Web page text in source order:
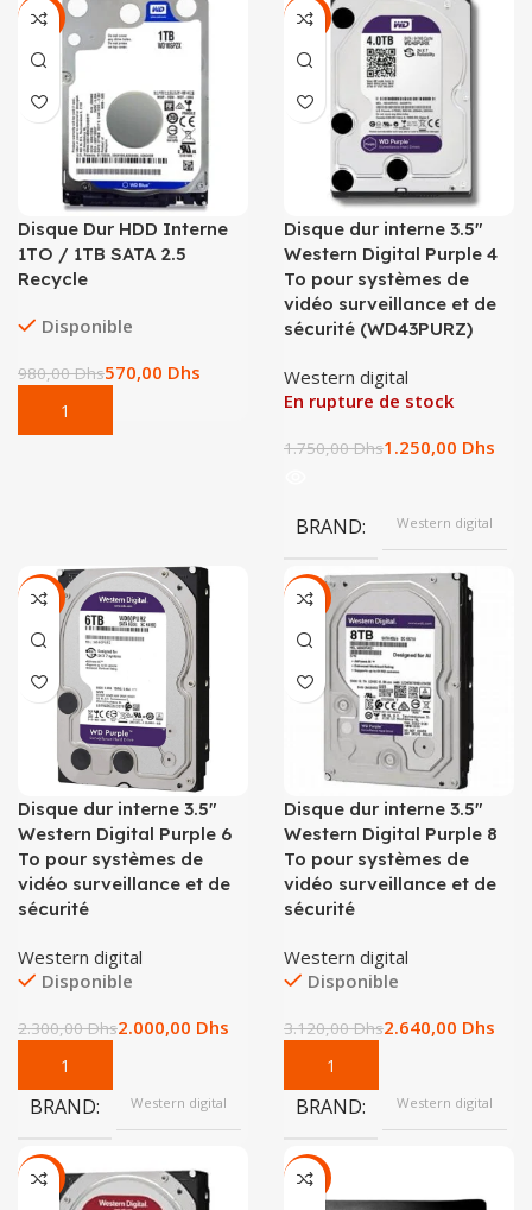
-42%
Disque Dur HDD Interne
1TO / 1TB SATA 2.5
Recycle
Disponible
980,00Dhs570,00 Dhs
-29%
Disque dur interne 3.5″
Western Digital Purple 4
To pour systèmes de
vidéo surveillance et de
sécurité (WD43PURZ)
Western digital
En rupture de stock
1.750,00Dhs1.250,00 Dhs
BRAND Western digital
-13%
Disque dur interne 3.5″
Western Digital Purple 6
To pour systèmes de
vidéo surveillance et de
sécurité
Western digital
Disponible
2.300,00Dhs2.000,00 Dhs
BRAND Western digital
-15%
Disque dur interne 3.5″
Western Digital Purple 8
To pour systèmes de
vidéo surveillance et de
sécurité
Western digital
Disponible
3.120,00Dhs2.640,00 Dhs
BRAND Western digital
-12% -28%